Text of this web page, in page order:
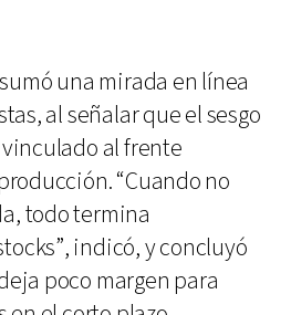
una mirada en línea
al señalar que el sesgo
al frente
“Cuando no
todo termina
indicó, y concluyó
poco margen para